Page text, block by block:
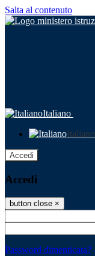
Salta al contenuto
Italiano
Italiano
Accedi
Accedi
button close ×
Password dimenticata?